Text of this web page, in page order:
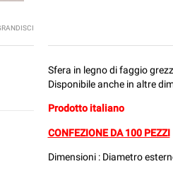
Sfera in legno di faggio
Disponibile anche in altre
Prodotto italiano
CONFEZIONE DA 100 PEZZI
Dimensioni : Diametro